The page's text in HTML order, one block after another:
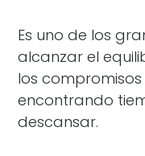
Es uno de los
alcanzar el
los
encontrando
descansar.